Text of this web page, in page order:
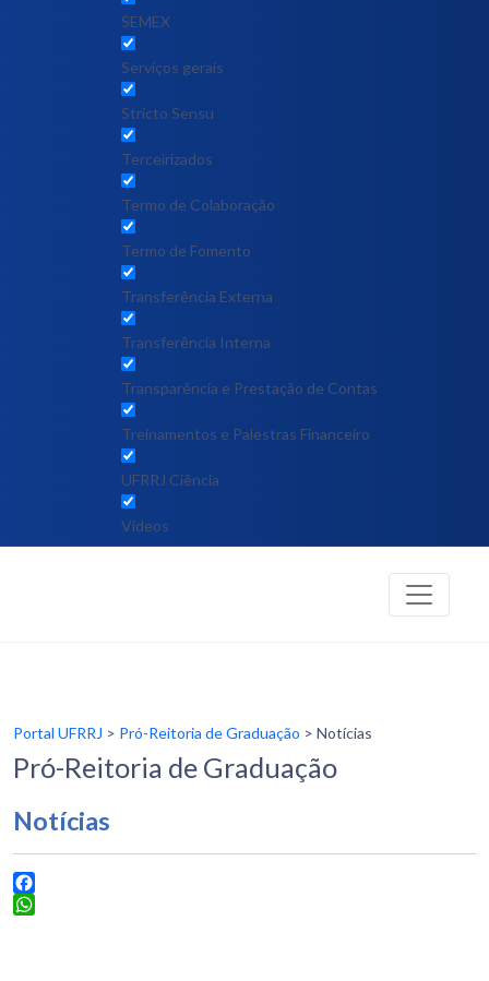
SEMEX
Serviços gerais
Stricto Sensu
Terceirizados
Termo de Colaboração
Termo de Fomento
Transferência Externa
Transferência Interna
Transparência e Prestação de Contas
Treinamentos e Palestras Financeiro
UFRRJ Ciência
Vídeos
Portal UFRRJ > Pró-Reitoria de Graduação > Notícias
Pró-Reitoria de Graduação
Notícias